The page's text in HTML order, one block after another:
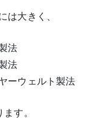
は大きく、
法
法
ーウェルト製法
す。